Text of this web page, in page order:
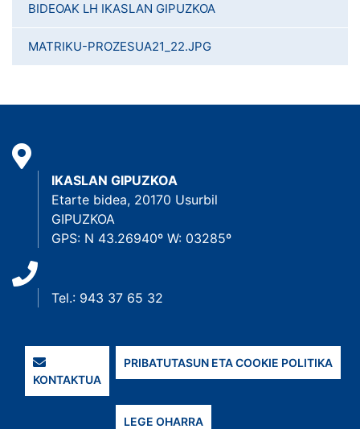
BIDEOAK LH IKASLAN GIPUZKOA
MATRIKU-PROZESUA21_22.JPG
IKASLAN GIPUZKOA
Etarte bidea, 20170 Usurbil
GIPUZKOA
GPS: N 43.26940º W: 03285º
Tel.: 943 37 65 32
KONTAKTUA
PRIBATUTASUN ETA COOKIE POLITIKA
LEGE OHARRA